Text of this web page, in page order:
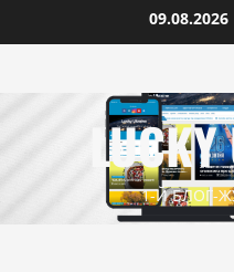
до
09.08.2026
1-Й БЛОГ-